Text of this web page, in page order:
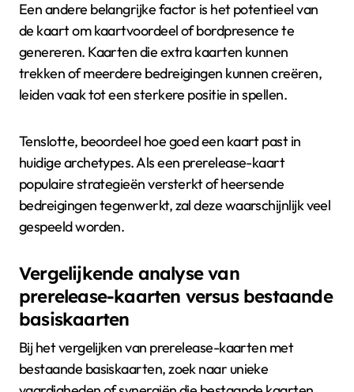
Een andere belangrijke factor is het potentieel van
de kaart om kaartvoordeel of bordpresence te
genereren. Kaarten die extra kaarten kunnen
trekken of meerdere bedreigingen kunnen creëren,
leiden vaak tot een sterkere positie in spellen.
Tenslotte, beoordeel hoe goed een kaart past in
huidige archetypes. Als een prerelease-kaart
populaire strategieën versterkt of heersende
bedreigingen tegenwerkt, zal deze waarschijnlijk veel
gespeeld worden.
Vergelijkende analyse van
prerelease-kaarten versus bestaande
basiskaarten
Bij het vergelijken van prerelease-kaarten met
bestaande basiskaarten, zoek naar unieke